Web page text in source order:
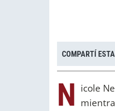
COMPARTÍ
N icole